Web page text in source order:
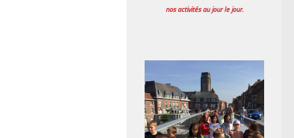
nos activités au jour le jour.